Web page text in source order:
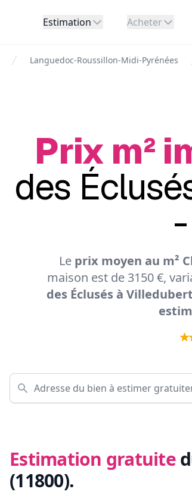
Estimation Acheter
Languedoc-Roussillon-Midi-Pyrénées
Prix m²
des
Le prix moyen au m²
maison est de 3150 €,
des Éclusés à
Estimation gratuite
(11800).